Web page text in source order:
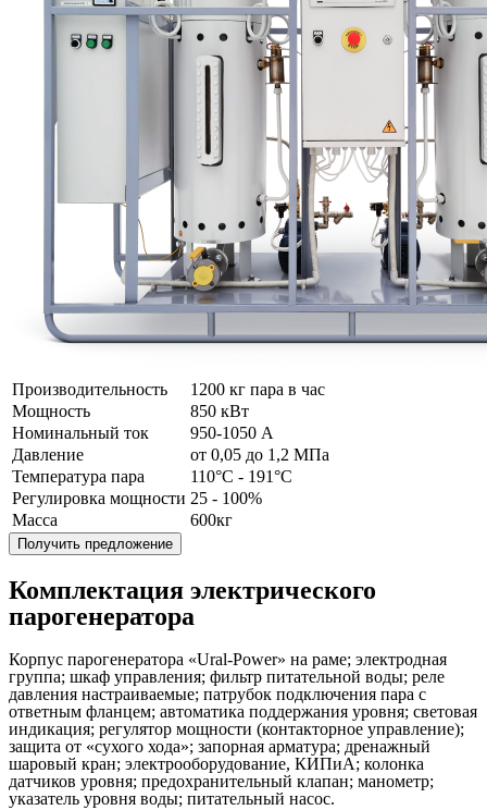
Производительность
1200 кг пара в час
Мощность
850 кВт
Номинальный ток
950-1050 А
Давление
от 0,05 до 1,2 МПа
Температура пара
110°C - 191°C
Регулировка мощности 25 - 100%
Масса
600кг
Получить предложение
Комплектация электрического
парогенератора
Корпус парогенератора «Ural-Power» на раме; электродная
группа; шкаф управления; фильтр питательной воды; реле
давления настраиваемые; патрубок подключения пара с
ответным фланцем; автоматика поддержания уровня; световая
индикация; регулятор мощности (контакторное управление);
защита от «сухого хода»; запорная арматура; дренажный
шаровый кран; электрооборудование, КИПиА; колонка
датчиков уровня; предохранительный клапан; манометр;
указатель уровня воды; питательный насос.